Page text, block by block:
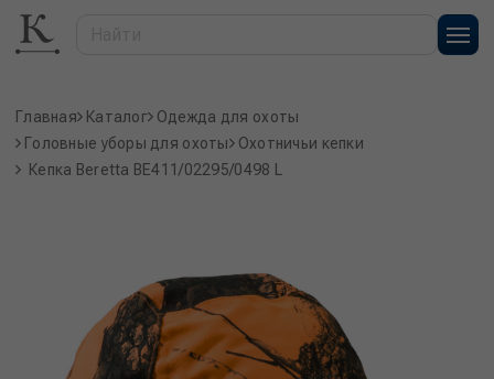
Главная Каталог Одежда для охоты
Головные уборы для охоты
Охотничьи кепки
Кепка Beretta BE411/02295/0498 L